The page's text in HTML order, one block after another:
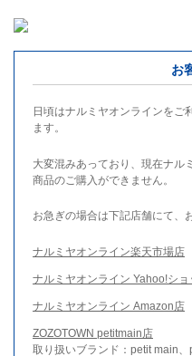
お
日頃はナルミヤオンラインをご
ます。
大変混みあっており、現在ナル
商品のご購入ができません。
お急ぎの場合は下記店舗にて、
ナルミヤオンライン楽天市場店
ナルミヤオンライン Yahoo!シ
ナルミヤオンライン Amazon店
ZOZOTOWN petitmain店
取り扱いブランド：petit main